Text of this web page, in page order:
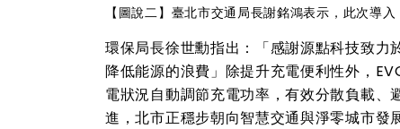
【圖說二】臺北市交通局長謝銘鴻表示，此次導
環保局長徐世勳指出：「感謝源點科技致
降低能源的浪費」除提升充電便利性外，
電狀況自動調節充電功率，有效分散負載
進，北市正穩步朝向智慧交通與淨零城市發展